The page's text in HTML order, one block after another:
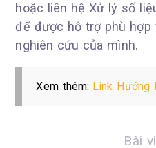
hoặc liên hệ Xử lý số
để được hỗ trợ phù
nghiên cứu của mình.
Xem thêm: Link Hướng
Bài